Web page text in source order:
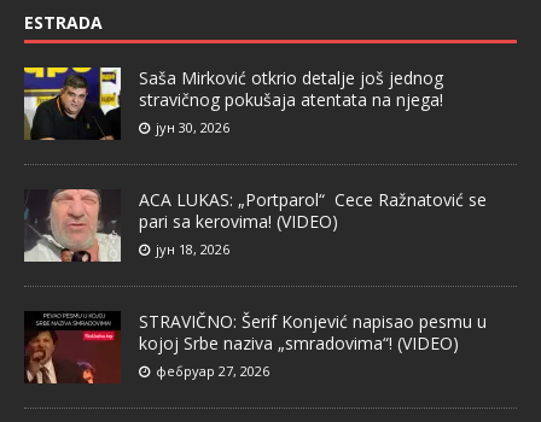
ESTRADA
Saša Mirković otkrio detalje još jednog
stravičnog pokušaja atentata na njega!
јун 30, 2026
ACA LUKAS: „Portparol“ Cece Ražnatović se
pari sa kerovima! (VIDEO)
јун 18, 2026
STRAVIČNO: Šerif Konjević napisao pesmu u
kojoj Srbe naziva „smradovima“! (VIDEO)
фебруар 27, 2026